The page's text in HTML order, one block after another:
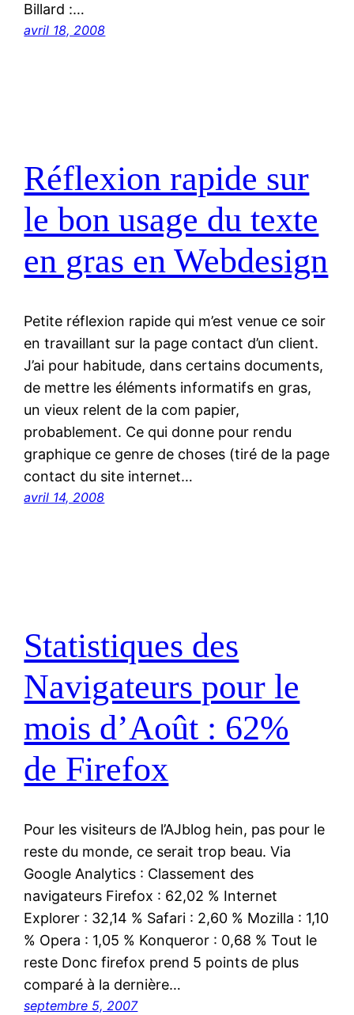
Billard :…
avril 18, 2008
Réflexion rapide sur
le bon usage du texte
en gras en Webdesign
Petite réflexion rapide qui m’est venue ce soir
en travaillant sur la page contact d’un client.
J’ai pour habitude, dans certains documents,
de mettre les éléments informatifs en gras,
un vieux relent de la com papier,
probablement. Ce qui donne pour rendu
graphique ce genre de choses (tiré de la page
contact du site internet…
avril 14, 2008
Statistiques des
Navigateurs pour le
mois d’Août : 62%
de Firefox
Pour les visiteurs de l’AJblog hein, pas pour le
reste du monde, ce serait trop beau. Via
Google Analytics : Classement des
navigateurs Firefox : 62,02 % Internet
Explorer : 32,14 % Safari : 2,60 % Mozilla : 1,10
% Opera : 1,05 % Konqueror : 0,68 % Tout le
reste Donc firefox prend 5 points de plus
comparé à la dernière…
septembre 5, 2007